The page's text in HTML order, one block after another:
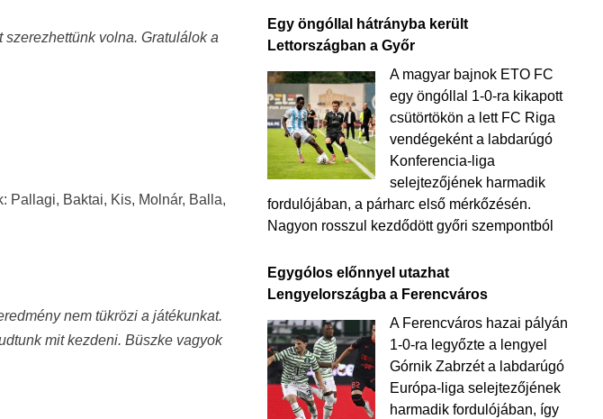
szerezhettünk volna. Gratulálok a
Pallagi, Baktai, Kis, Molnár, Balla,
nem tükrözi a játékunkat.
mit kezdeni. Büszke vagyok
Egy öngóllal hátrányba került
Lettországban a Győr
A magyar bajnok ETO FC
egy öngóllal 1-0-ra kikapott
csütörtökön a lett FC Riga
vendégeként a labdarúgó
Konferencia-liga
selejtezőjének harmadik
fordulójában, a párharc első mérkőzésén.
Nagyon rosszul kezdődött győri szempontból
Egygólos előnnyel utazhat
Lengyelországba a Ferencváros
A Ferencváros hazai pályán
1-0-ra legyőzte a lengyel
Górnik Zabrzét a labdarúgó
Európa-liga selejtezőjének
harmadik fordulójában, így